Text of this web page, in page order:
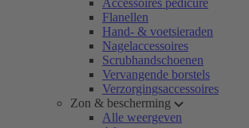
Accessoires pedicure
Flanellen
Hand- & voetsieraden
Nagelaccessoires
Scrubhandschoenen
Vervangende borstels
Verzorgingsaccessoires
Zon & bescherming
Alle weergeven